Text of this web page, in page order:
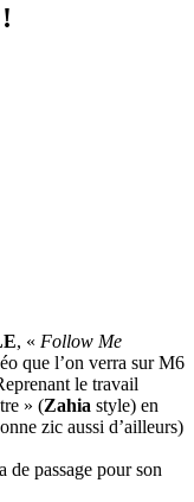
, « Follow Me
que l’on verra sur M6
le travail
» (Zahia style) en
zic aussi d’ailleurs)
de passage pour son